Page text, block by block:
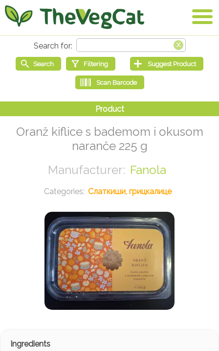
Oranž kiflice s bademom i okusom
naranče 225 g
Fanola
Слаткиши, грицкалице